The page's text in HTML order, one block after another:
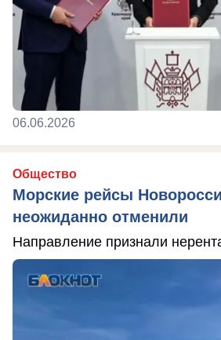
06.06.2026
Общество
Морские рейсы
неожиданно отменили
Направление признали